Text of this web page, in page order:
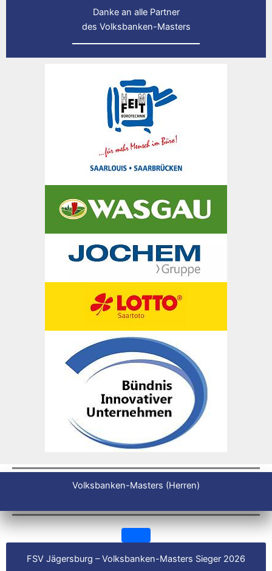
Danke an alle Partner
des Volksbanken-Masters
Volksbanken-Masters (Herren)
FSV Jägersburg – Volksbanken-Masters Sieger 2026